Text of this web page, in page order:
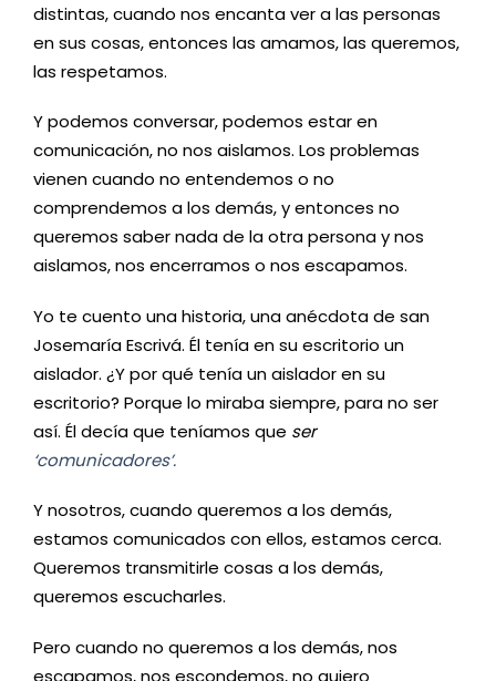
distintas, cuando nos encanta ver a las personas
en sus cosas, entonces las amamos, las queremos,
las respetamos.
Y podemos conversar, podemos estar en
comunicación, no nos aislamos. Los problemas
vienen cuando no entendemos o no
comprendemos a los demás, y entonces no
queremos saber nada de la otra persona y nos
aislamos, nos encerramos o nos escapamos.
Yo te cuento una historia, una anécdota de san
Josemaría Escrivá. Él tenía en su escritorio un
aislador. ¿Y por qué tenía un aislador en su
escritorio? Porque lo miraba siempre, para no ser
así. Él decía que teníamos que ser
‘comunicadores’.
Y nosotros, cuando queremos a los demás,
estamos comunicados con ellos, estamos cerca.
Queremos transmitirle cosas a los demás,
queremos escucharles.
Pero cuando no queremos a los demás, nos
escapamos, nos escondemos, no quiero